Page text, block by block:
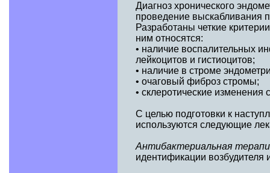
Диагноз хронического
проведение выскабливания
Разработаны четкие
ним относятся:
• наличие воспалительных
лейкоцитов и гистиоцитов;
• наличие в строме
• очаговый фиброз стромы;
• склеротические изменения
С целью подготовки к
используются следующие
Антибактериальная
идентификации возбудителя